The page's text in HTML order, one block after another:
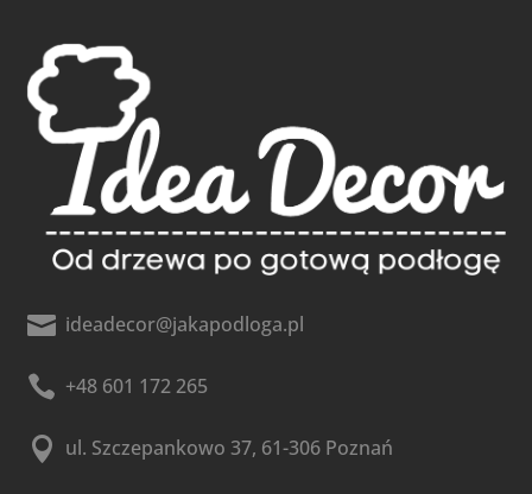
 ideadecor@jakapodloga.pl
 +48 601 172 265
 ul. Szczepankowo 37, 61-306 Poznań